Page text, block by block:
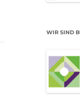
WIR SIND